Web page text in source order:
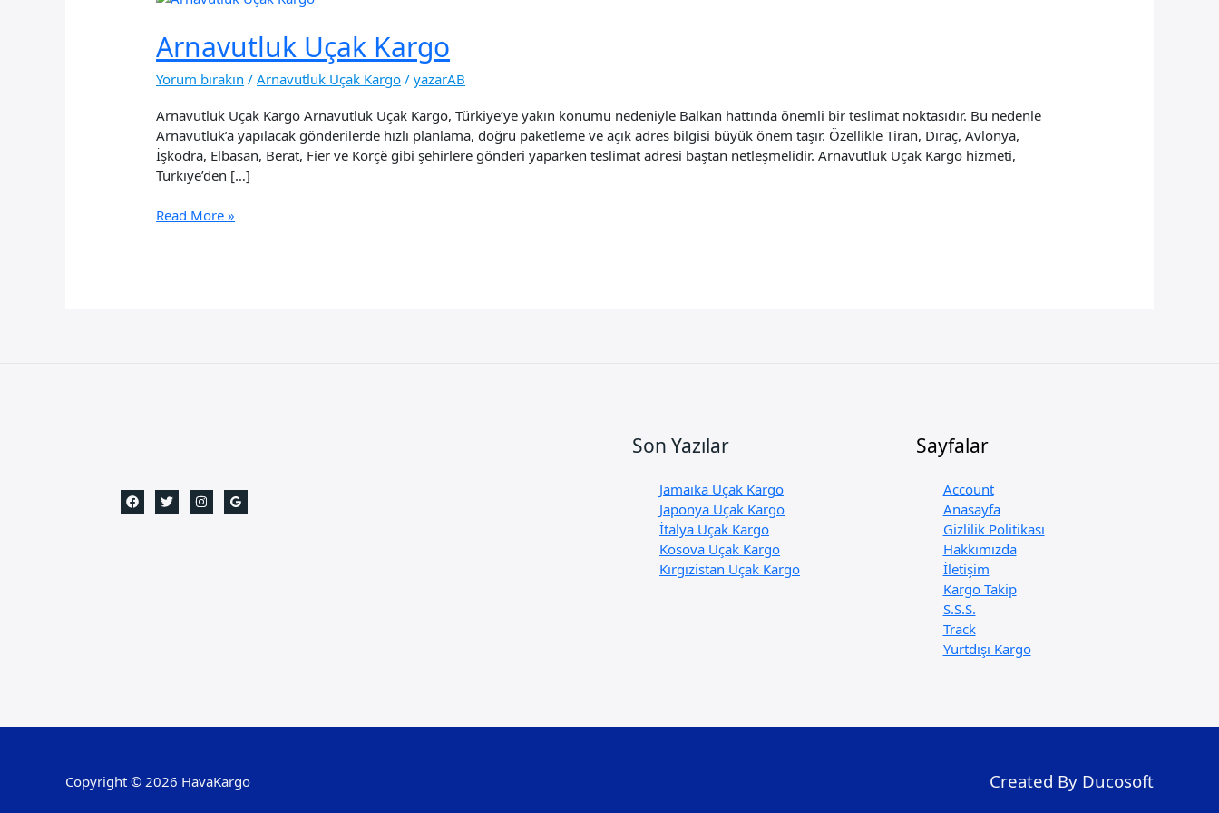
Arnavutluk Uçak Kargo
Yorum bırakın /Arnavutluk Uçak Kargo /yazarAB
Arnavutluk Uçak Kargo Arnavutluk Uçak Kargo, Türkiye’ye yakın konumu nedeniyle Balkan hattında önemli bir teslimat noktasıdır. Bu nedenle
Arnavutluk’a yapılacak gönderilerde hızlı planlama, doğru paketleme ve açık adres bilgisi büyük önem taşır. Özellikle Tiran, Dıraç, Avlonya,
İşkodra, Elbasan, Berat, Fier ve Korçë gibi şehirlere gönderi yaparken teslimat adresi baştan netleşmelidir. Arnavutluk Uçak Kargo hizmeti,
Türkiye’den […]
Arnavutluk
Read More »
Son Yazılar
Jamaika Uçak Kargo
Japonya Uçak Kargo
İtalya Uçak Kargo
Kosova Uçak Kargo
Kırgızistan Uçak Kargo
Sayfalar
Account
Anasayfa
Gizlilik Politikası
Hakkımızda
İletişim
Kargo Takip
S.S.S.
Track
Yurtdışı Kargo
Copyright © 2026 HavaKargo Created By Ducosoft